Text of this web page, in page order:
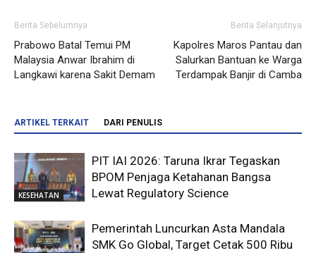
Berita Sebelumnya
Prabowo Batal Temui PM
Malaysia Anwar Ibrahim di
Langkawi karena Sakit Demam
Berita Selanjutnya
Kapolres Maros Pantau dan
Salurkan Bantuan ke Warga
Terdampak Banjir di Camba
ARTIKEL TERKAIT DARI PENULIS
KESEHATAN
PIT IAI 2026: Taruna Ikrar Tegaskan
BPOM Penjaga Ketahanan Bangsa
Lewat Regulatory Science
Pemerintah Luncurkan Asta Mandala
SMK Go Global, Target Cetak 500 Ribu